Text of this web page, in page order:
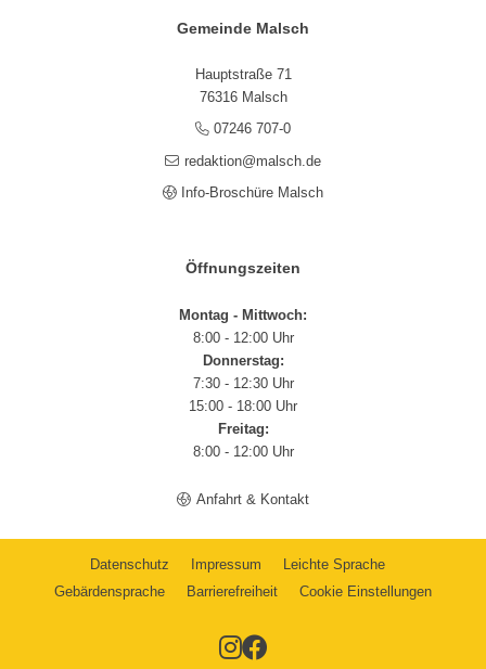
Gemeinde Malsch
Hauptstraße 71
76316 Malsch
07246 707-0
redaktion@malsch.de
Info-Broschüre Malsch
Öffnungszeiten
Montag - Mittwoch:
8:00 - 12:00 Uhr
Donnerstag:
7:30 - 12:30 Uhr
15:00 - 18:00 Uhr
Freitag:
8:00 - 12:00 Uhr
Anfahrt & Kontakt
Datenschutz Impressum
Leichte Sprache
Gebärdensprache
Barrierefreiheit Cookie Einstellungen